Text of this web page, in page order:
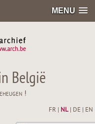
MENU
België
!
FR NL| DE EN